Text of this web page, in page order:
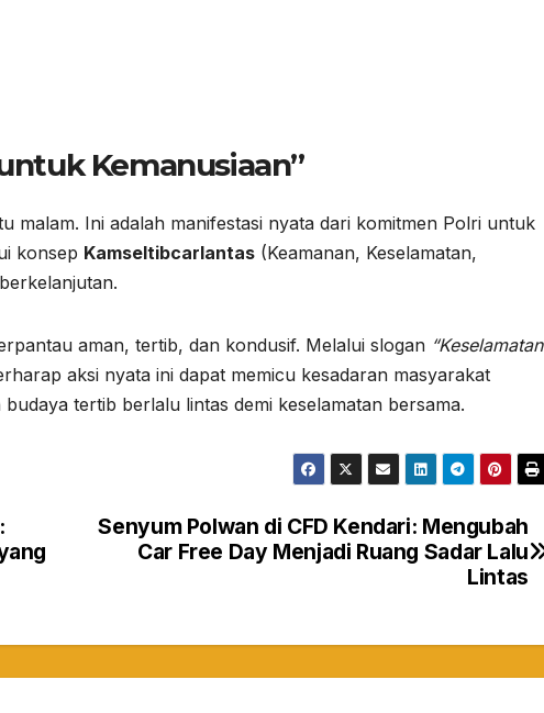
Kemanusiaan”
malam. Ini adalah manifestasi nyata dari komitmen Polri untuk
konsep Kamseltibcarlantas (Keamanan, Keselamatan,
aman, tertib, dan kondusif. Melalui slogan “Keselamatan
aksi nyata ini dapat memicu kesadaran masyarakat
tertib berlalu lintas demi keselamatan bersama.
Senyum Polwan di CFD Kendari: Mengubah
Car Free Day Menjadi Ruang Sadar Lalu
Lintas